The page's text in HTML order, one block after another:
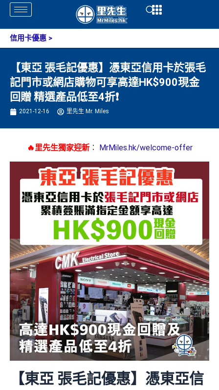
Skip
content
Open
信用卡優惠 >
【東亞 張毛記優惠】憑東亞信用卡於張毛
記門市或網店購物可享高達HK$900現金
回贈 精選產品低至4折❗️
2021-12-16 里先生 Mr. Miles
🔥里先生獨家迎新： MrMiles.hk/welcome-offer
【東亞 張毛記優惠】憑東亞信